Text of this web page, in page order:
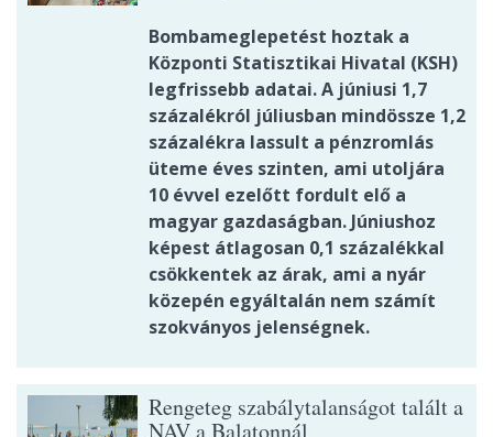
Bombameglepetést hoztak a
Központi Statisztikai Hivatal (KSH)
legfrissebb adatai. A júniusi 1,7
százalékról júliusban mindössze 1,2
százalékra lassult a pénzromlás
üteme éves szinten, ami utoljára
10 évvel ezelőtt fordult elő a
magyar gazdaságban. Júniushoz
képest átlagosan 0,1 százalékkal
csökkentek az árak, ami a nyár
közepén egyáltalán nem számít
szokványos jelenségnek.
Rengeteg szabálytalanságot talált a